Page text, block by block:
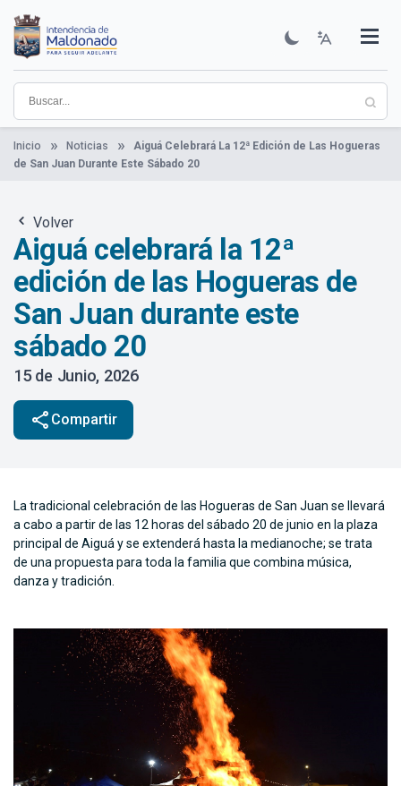
contenido
principal
Institucional
Municipios
Descubre Maldonado
Comunicación
Servicios
Guía De Trámites
Ver Noticias
Inicio Noticias
Aiguá Celebrará La 12ª Edición de Las Hogueras
de San Juan Durante Este Sábado 20
Volver
Aiguá celebrará la 12ª
edición de las Hogueras de
San Juan durante este
sábado 20
15 de Junio, 2026
share Compartir
La tradicional celebración de las Hogueras de San Juan se llevará
a cabo a partir de las 12 horas del sábado 20 de junio en la plaza
principal de Aiguá y se extenderá hasta la medianoche; se trata
de una propuesta para toda la familia que combina música,
danza y tradición.